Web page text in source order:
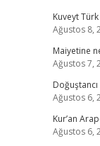
Kuveyt
Ağustos 8,
Maiyetine
Ağustos 7,
Ağustos 6,
Kur’an
Ağustos 6,